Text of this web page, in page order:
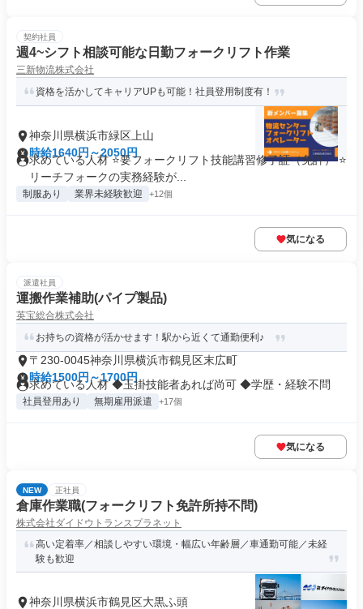
契約社員
週4~シフト相談可能な日勤フォークリフト作業
三新物流株式会社
資格を活かしてキャリアUPも可能！社員登用制度有！
神奈川県横浜市緑区上山
時給1640円～2050円
求めている人材 ⭐要フォークリフト技能講習修了証（免許） ⭐
リーチフォークの実務経験が...
制服あり 業界未経験歓迎 +12個
気になる
派遣社員
運搬作業補助(パイプ製品)
英宝総合株式会社
お持ちの資格が活かせます！駅から近くて通勤便利♪
〒230-0045神奈川県横浜市鶴見区末広町
時給1500円～1700円
求めている人材 ◆玉掛技能者あれば尚可 ◆学歴・経験不問
社員登用あり 無期雇用派遣 +17個
気になる
NEW 正社員
倉庫作業職(フォークリフト免許所持不問)
株式会社ダイドウトランスプラネット
高い定着率／相談しやすい環境・幅広い年齢層／車通勤可能／未経
験も歓迎
神奈川県横浜市鶴見区大黒ふ頭